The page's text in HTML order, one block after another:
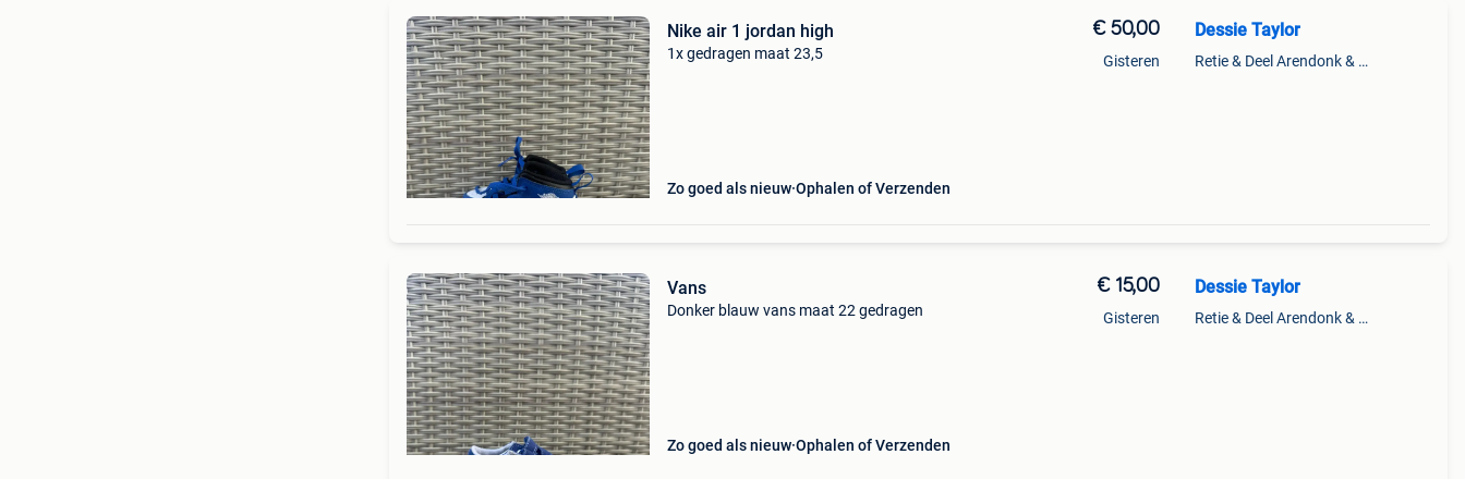
Nike air 1 jordan high
1x gedragen maat 23,5
Zo goed als nieuw Ophalen of Verzenden
€ 50,00
Gisteren
Dessie Taylor
Retie & Deel Arendonk & Oud-Turnhout
Vans
Donker blauw vans maat 22 gedragen
Zo goed als nieuw Ophalen of Verzenden
€ 15,00
Gisteren
Dessie Taylor
Retie & Deel Arendonk & Oud-Turnhout